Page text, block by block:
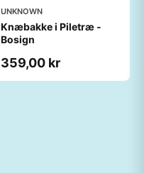
UNKNOWN
Knæbakke i Piletræ​ -
Bosign
359,00 kr